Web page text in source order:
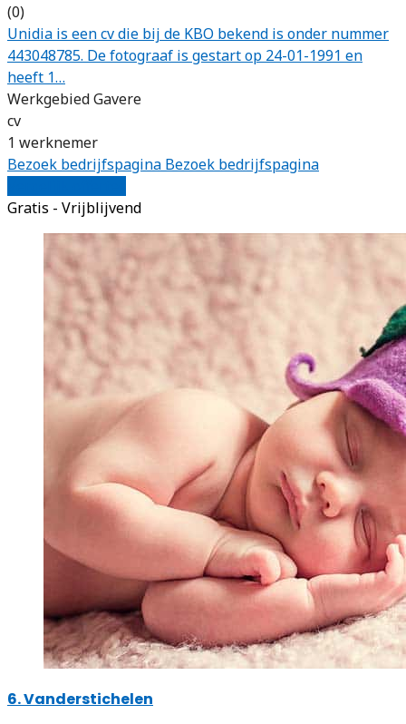
(0)
Unidia is een cv die bij de KBO bekend is onder nummer
443048785. De fotograaf is gestart op 24-01-1991 en
heeft 1…
Werkgebied Gavere
cv
1 werknemer
Bezoek bedrijfspagina Bezoek bedrijfspagina
Gratis - Vrijblijvend
6. Vanderstichelen